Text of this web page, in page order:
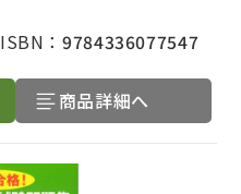
ISBN：9784336077547
商品詳細へ